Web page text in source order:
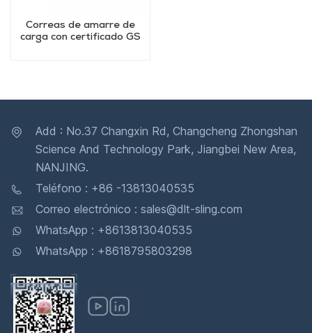
Correas de amarre de
carga con certificado GS
Add : No.37 Changxin Rd, Changcheng Zhongshan
Science And Technology Park, Jiangbei New Area,
NANJING.
Teléfono : +86 -13813040535
Correo electrónico : sales@dlt-sling.com
WhatsApp : +8613813040535
WhatsApp : +8618795803298